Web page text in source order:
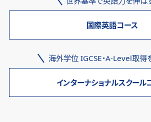
国際英語コース
海外学位 IGCSE・A-Level取得
インターナショナルスクール